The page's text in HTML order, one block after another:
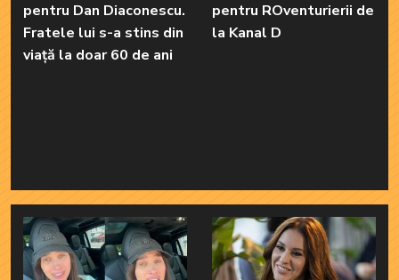
pentru Dan Diaconescu.
Fratele lui s-a stins din
viață la doar 60 de ani
pentru ROventurierii de
la Kanal D